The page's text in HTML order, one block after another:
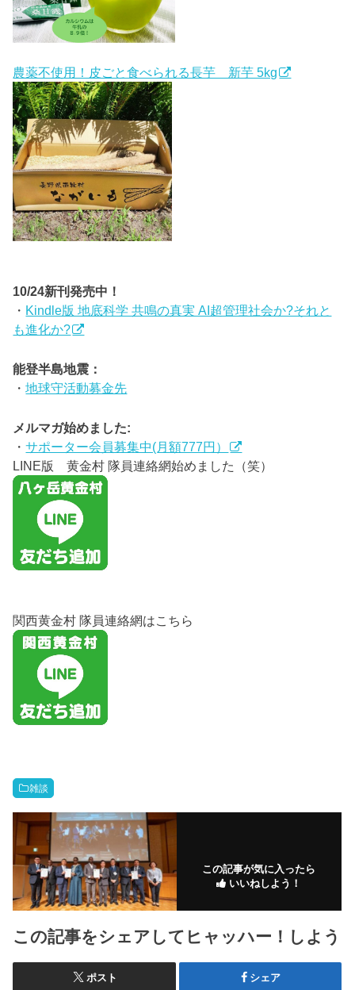
農薬不使用！皮ごと食べられる長芋 新芋 5kg
10/24新刊発売中！
・ Kindle版 地底科学 共鳴の真実 AI超管理社会か?それと
も進化か?
能登半島地震：
・地球守活動募金先
メルマガ始めました:
・サポーター会員募集中(月額777円）
LINE版 黄金村 隊員連絡網始めました（笑）
関西黄金村 隊員連絡網はこちら
雑談
この記事が気に入ったら
いいねしよう！
この記事をシェアしてヒャッハー！しよう
ポスト シェア